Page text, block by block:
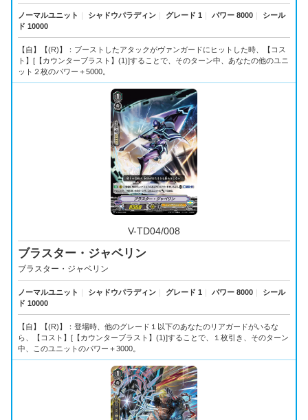
ノーマルユニット ｜ シャドウパラディン ｜ グレード 1 ｜ パワー 8000 ｜
シール
ド 10000
【自】【(R)】：ブーストしたアタックがヴァンガードにヒットした時、【コス
ト】[【カウンターブラスト】(1)]することで、そのターン中、あなたの他のユニ
ット２枚のパワー＋5000。
V-TD04/008
ブラスター・ジャベリン
ブラスター・ジャベリン
ノーマルユニット ｜ シャドウパラディン ｜ グレード 1 ｜ パワー 8000 ｜
シール
ド 10000
【自】【(R)】：登場時、他のグレード１以下のあなたのリアガードがいるな
ら、【コスト】[【カウンターブラスト】(1)]することで、１枚引き、そのターン
中、このユニットのパワー＋3000。